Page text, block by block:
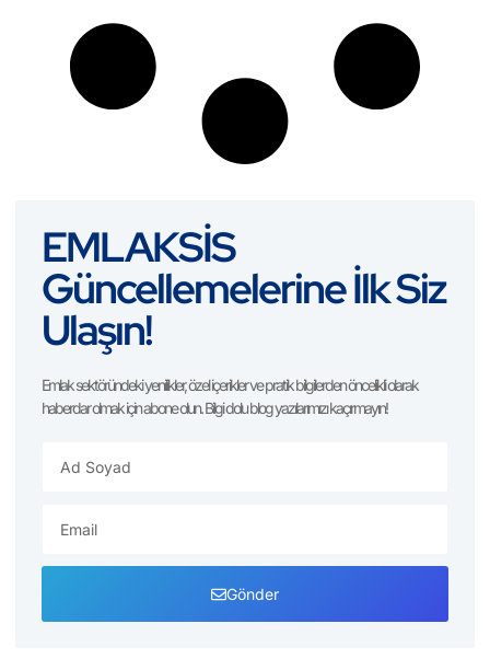
EMLAKSİS
Güncellemelerine İlk Siz
Ulaşın!
Emlak sektöründeki yenilikler, özel içerikler ve pratik bilgilerden öncelikli olarak
haberdar olmak için abone olun. Bilgi dolu blog yazılarımızı kaçırmayın!
Gönder